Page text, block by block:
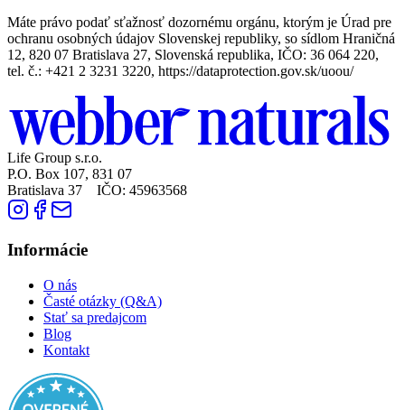
Máte právo podať sťažnosť dozornému orgánu, ktorým je Úrad pre
ochranu osobných údajov Slovenskej republiky, so sídlom Hraničná
12, 820 07 Bratislava 27, Slovenská republika, IČO: 36 064 220,
tel. č.: +421 2 3231 3220, https://dataprotection.gov.sk/uoou/
Life Group s.r.o.
P.O. Box 107, 831 07
Bratislava 37 IČO: 45963568
Informácie
O nás
Časté otázky (Q&A)
Stať sa predajcom
Blog
Kontakt